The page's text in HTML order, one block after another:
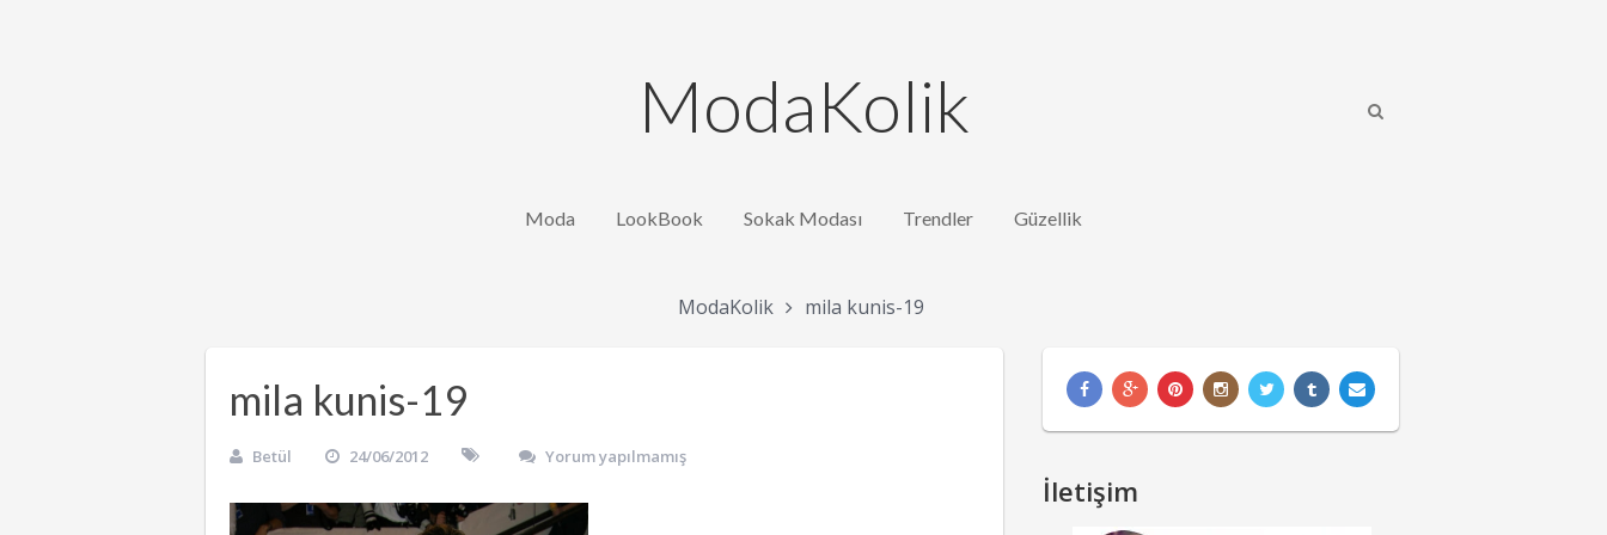
ModaKolik
Moda LookBook Sokak Modası Trendler Güzellik
ModaKolik mila kunis-19
mila kunis-19
Betül 24/06/2012 Yorum yapılmamış
İletişim